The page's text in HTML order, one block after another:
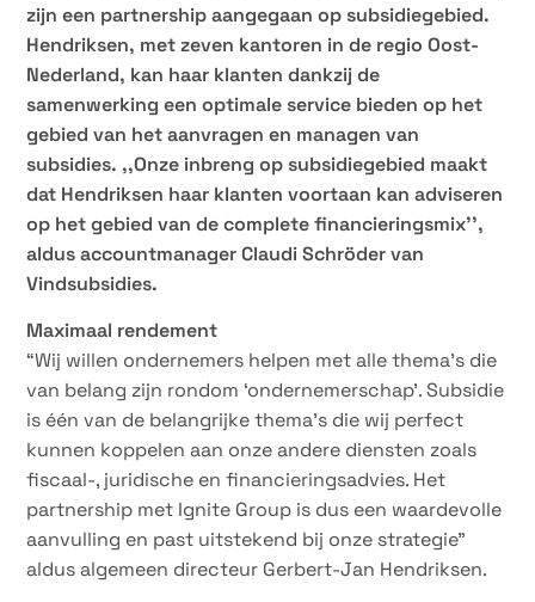
zijn een partnership aangegaan op subsidiegebied.
Hendriksen, met zeven kantoren in de regio Oost-
Nederland, kan haar klanten dankzij de
samenwerking een optimale service bieden op het
gebied van het aanvragen en managen van
subsidies. ,,Onze inbreng op subsidiegebied maakt
dat Hendriksen haar klanten voortaan kan adviseren
op het gebied van de complete financieringsmix’’,
aldus accountmanager Claudi Schröder van
Vindsubsidies.
Maximaal rendement
“Wij willen ondernemers helpen met alle thema’s die
van belang zijn rondom ‘ondernemerschap’. Subsidie
is één van de belangrijke thema’s die wij perfect
kunnen koppelen aan onze andere diensten zoals
fiscaal-, juridische en financieringsadvies. Het
partnership met Ignite Group is dus een waardevolle
aanvulling en past uitstekend bij onze strategie”
aldus algemeen directeur Gerbert-Jan Hendriksen.